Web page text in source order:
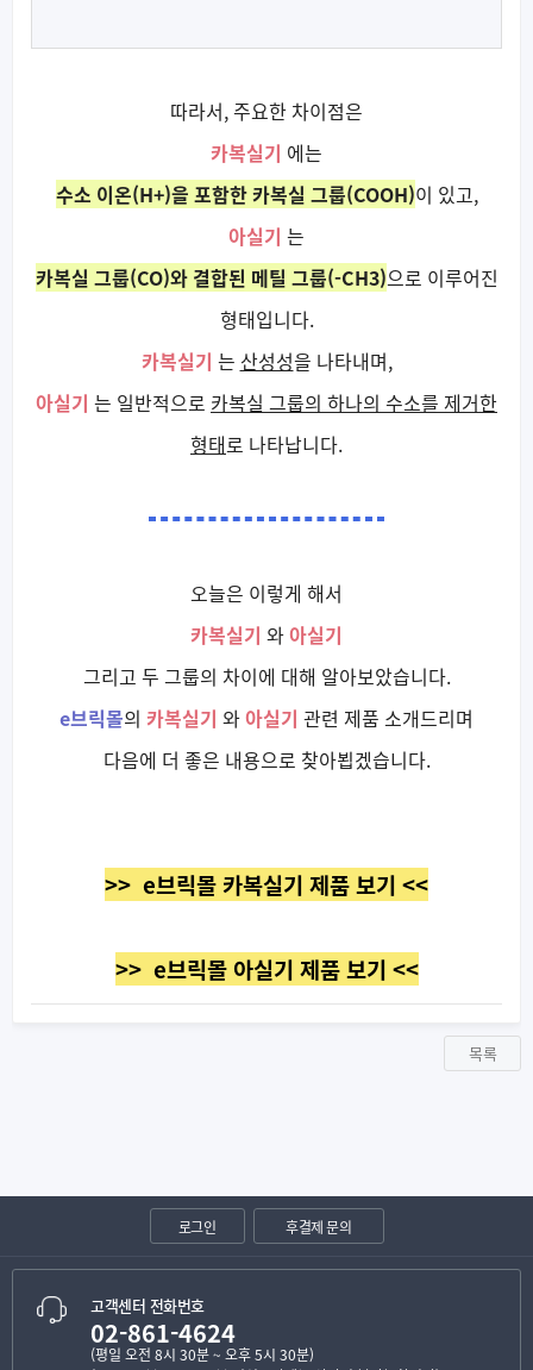
따라서, 주요한 차이점은
카복실기 에는
수소 이온(H+)을 포함한 카복실 그룹(COOH)이 있고,
아실기 는
카복실 그룹(CO)와 결합된 메틸 그룹(-CH3)으로 이루어진
형태입니다.
카복실기 는 산성성을 나타내며,
아실기 는 일반적으로 카복실 그룹의 하나의 수소를 제거한
형태로 나타납니다.
오늘은 이렇게 해서
카복실기 와아실기
그리고 두 그룹의 차이에 대해 알아보았습니다.
e브릭몰의 카복실기 와아실기 관련 제품 소개드리며
다음에 더 좋은 내용으로 찾아뵙겠습니다.
>> e브릭몰 카복실기 제품 보기 <<
>> e브릭몰 아실기 제품 보기 <<
목록
로그인 후결제 문의
고객센터 전화번호
02-861-4624
(평일 오전 8시 30분 ~ 오후 5시 30분)